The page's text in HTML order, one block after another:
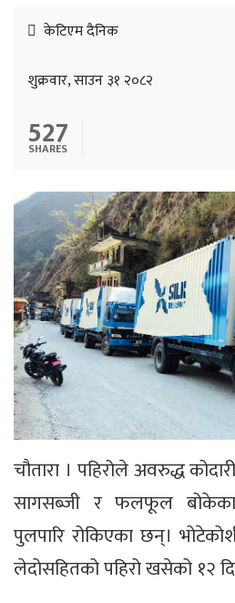
केटिएम दैनिक
शुक्रवार, साउन ३१ २०८२
527
SHARES
चौतारा । पहिरोले अवरुद्ध
सागसब्जी र फलफूल
पुलपारि रोकिएका छन्।
लेदोसहितको पहिरो खसेको १२